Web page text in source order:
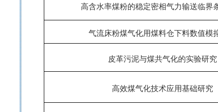
高含水率煤粉的稳定密相气力输送临界
气流床粉煤气化用煤料仓下料数值模
皮革污泥与煤共气化的实验研究
高效煤气化技术应用基础研究